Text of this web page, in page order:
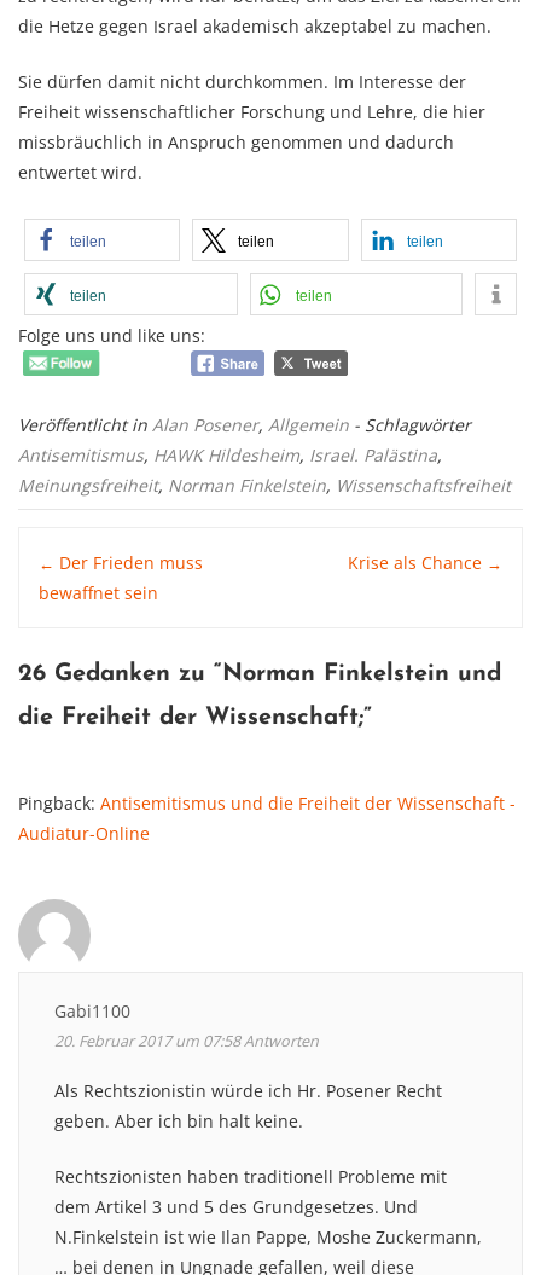
die Hetze gegen Israel akademisch akzeptabel zu machen.
Sie dürfen damit nicht durchkommen. Im Interesse der
Freiheit wissenschaftlicher Forschung und Lehre, die hier
missbräuchlich in Anspruch genommen und dadurch
entwertet wird.
teilen teilen teilen
teilen teilen
Folge uns und like uns:
Veröffentlicht in Alan Posener, Allgemein - Schlagwörter
Antisemitismus, HAWK Hildesheim, Israel. Palästina,
Meinungsfreiheit, Norman Finkelstein, Wissenschaftsfreiheit
Post
← Der Frieden muss
bewaffnet sein
Krise als Chance →
26 Gedanken zu “ Norman Finkelstein und
die Freiheit der Wissenschaft;”
Pingback: Antisemitismus und die Freiheit der Wissenschaft -
Audiatur-Online
Gabi1100
20. Februar 2017 um 07:58Antworten
Als Rechtszionistin würde ich Hr. Posener Recht
geben. Aber ich bin halt keine.
Rechtszionisten haben traditionell Probleme mit
dem Artikel 3 und 5 des Grundgesetzes. Und
N.Finkelstein ist wie Ilan Pappe, Moshe Zuckermann,
… bei denen in Ungnade gefallen, weil diese